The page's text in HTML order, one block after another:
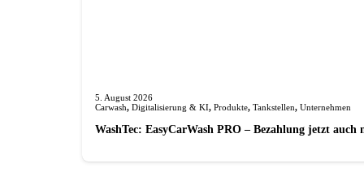
5. August 2026
Carwash, Digitalisierung & KI, Produkte, Tankstellen, Unternehmen
WashTec: EasyCarWash PRO – Bezahlung jetzt auch